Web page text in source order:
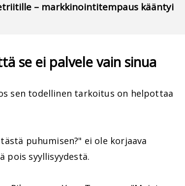
– markkinointitempaus kääntyi
se ei palvele vain sinua
sen todellinen tarkoitus on helpottaa
puhumisen?" ei ole korjaava
pois syyllisyydestä.